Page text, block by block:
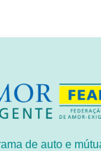
de auto e